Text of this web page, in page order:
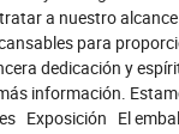
a nuestro
para
dedicación y
información.
Exposición El